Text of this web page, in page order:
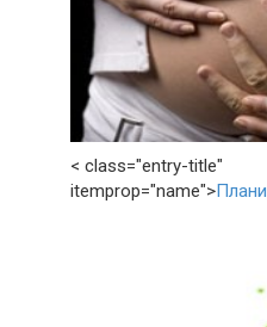
< class="entry-title"
itemprop="name">